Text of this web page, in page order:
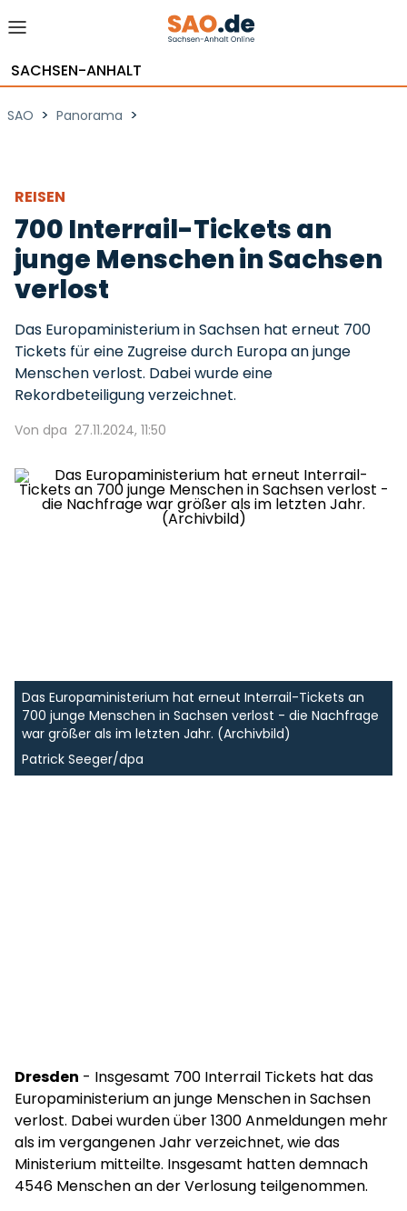
SACHSEN-ANHALT
SAO > Panorama >
REISEN
700 Interrail-Tickets an
junge Menschen in Sachsen
verlost
Das Europaministerium in Sachsen hat erneut 700
Tickets für eine Zugreise durch Europa an junge
Menschen verlost. Dabei wurde eine
Rekordbeteiligung verzeichnet.
Von dpa 27.11.2024, 11:50
Das Europaministerium hat erneut Interrail-Tickets an
700 junge Menschen in Sachsen verlost - die Nachfrage
war größer als im letzten Jahr. (Archivbild)
Patrick Seeger/dpa
Dresden - Insgesamt 700 Interrail Tickets hat das
Europaministerium an junge Menschen in Sachsen
verlost. Dabei wurden über 1300 Anmeldungen mehr
als im vergangenen Jahr verzeichnet, wie das
Ministerium mitteilte. Insgesamt hatten demnach
4546 Menschen an der Verlosung teilgenommen.